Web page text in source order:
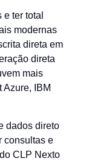
ter total
modernas
direta em
direta
mais
Azure, IBM
dados direto
consultas e
CLP Nexto